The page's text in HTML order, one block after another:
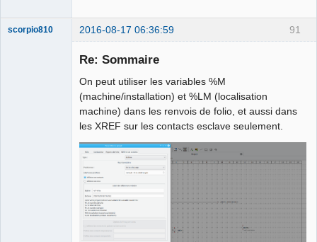
91
scorpio810 2016-08-17 06:36:59
Re: Sommaire
On peut utiliser les variables %M
(machine/installation) et %LM (localisation
machine) dans les renvois de folio, et aussi dans
les XREF sur les contacts esclave seulement.